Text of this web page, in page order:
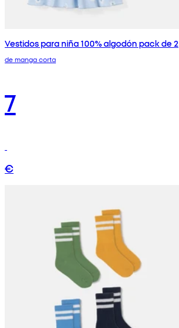
Vestidos para niña 100% algodón pack de 2
de manga corta
7
€